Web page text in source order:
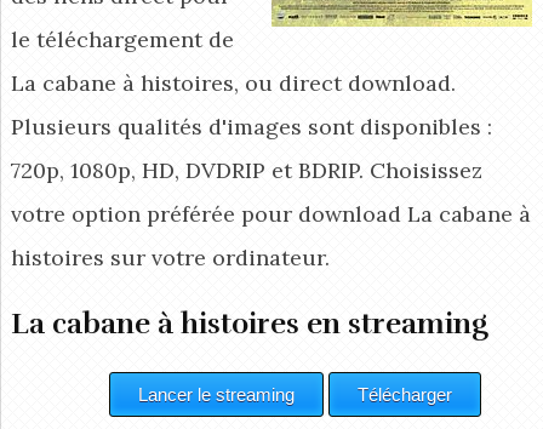
le téléchargement de
La cabane à histoires, ou direct download.
Plusieurs qualités d'images sont disponibles :
720p, 1080p, HD, DVDRIP et BDRIP. Choisissez
votre option préférée pour download La cabane à
histoires sur votre ordinateur.
La cabane à histoires en streaming